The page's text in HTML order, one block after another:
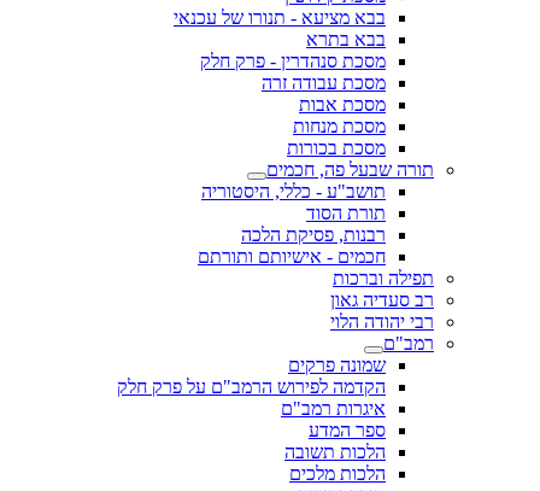
בבא מציעא - תנורו של עכנאי
בבא בתרא
מסכת סנהדרין - פרק חלק
מסכת עבודה זרה
מסכת אבות
מסכת מנחות
מסכת בכורות
תורה שבעל פה, חכמים
תושב"ע - כללי, היסטוריה
תורת הסוד
רבנות, פסיקת הלכה
חכמים - אישיותם ותורתם
תפילה וברכות
רב סעדיה גאון
רבי יהודה הלוי
רמב"ם
שמונה פרקים
הקדמה לפירוש הרמב"ם על פרק חלק
איגרות רמב"ם
ספר המדע
הלכות תשובה
הלכות מלכים